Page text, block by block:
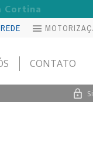
Cortina
CONTATO